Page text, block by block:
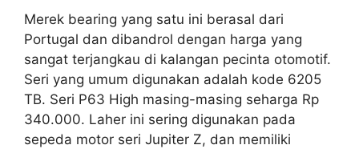
Merek bearing yang satu ini berasal dari
Portugal dan dibandrol dengan harga yang
sangat terjangkau di kalangan pecinta otomotif.
Seri yang umum digunakan adalah kode 6205
TB. Seri P63 High masing-masing seharga Rp
340.000. Laher ini sering digunakan pada
sepeda motor seri Jupiter Z, dan memiliki